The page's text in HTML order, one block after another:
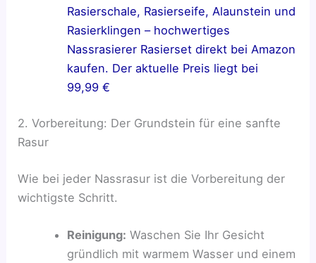
Rasierschale, Rasierseife, Alaunstein und
Rasierklingen – hochwertiges
Nassrasierer Rasierset direkt bei Amazon
kaufen. Der aktuelle Preis liegt bei
99,99 €
2. Vorbereitung: Der Grundstein für eine sanfte
Rasur
Wie bei jeder Nassrasur ist die Vorbereitung der
wichtigste Schritt.
Reinigung: Waschen Sie Ihr Gesicht
gründlich mit warmem Wasser und einem